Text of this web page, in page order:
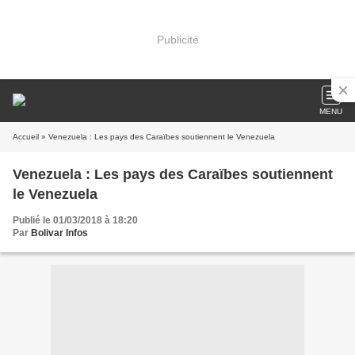
Publicité
MENU
Accueil » Venezuela : Les pays des Caraïbes soutiennent le Venezuela
Venezuela : Les pays des Caraïbes soutiennent
le Venezuela
Publié le 01/03/2018 à 18:20
Par Bolivar Infos